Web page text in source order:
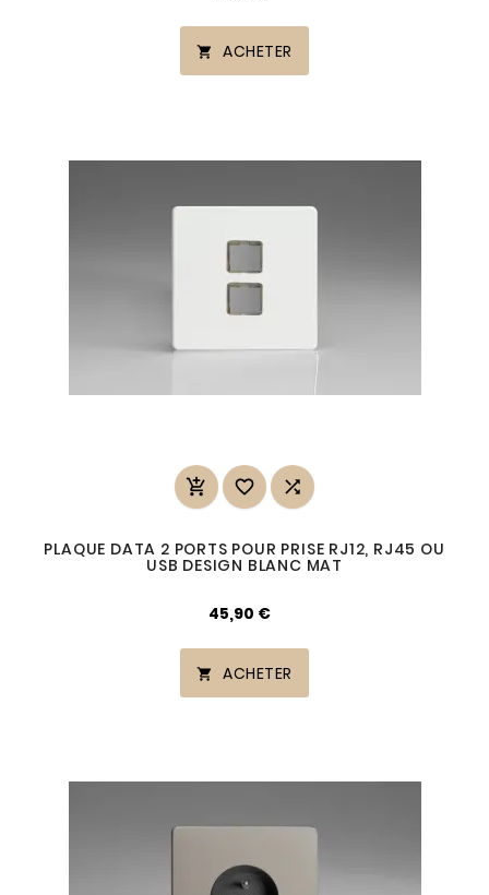
 ACHETER
  
PLAQUE DATA 2 PORTS POUR PRISE RJ12, RJ45 OU
USB DESIGN BLANC MAT
45,90 €
 ACHETER